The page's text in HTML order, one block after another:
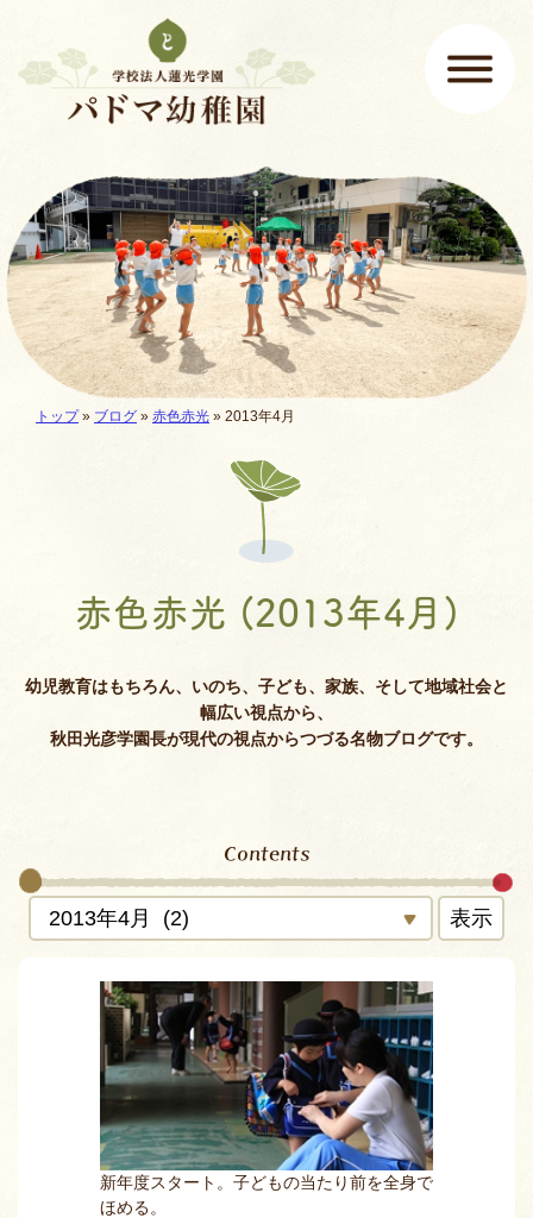
メインメニュー
ここから本文です。
現在地:
トップ» ブログ » 赤色赤光 » 2013年4月
赤色赤光 (2013年4月)
幼児教育はもちろん、いのち、子ども、家族、そして地域社会と
幅広い視点から、
秋田光彦学園長が現代の視点からつづる名物ブログです。
Contents
表示
新年度スタート。子どもの当たり前を全身で
ほめる。